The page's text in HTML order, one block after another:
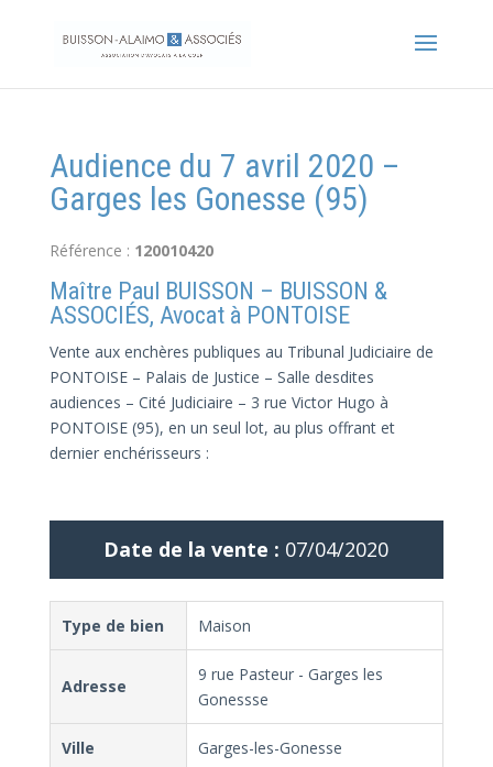
Audience du 7 avril 2020 –
Garges les Gonesse (95)
Référence : 120010420
Maître Paul BUISSON – BUISSON &
ASSOCIÉS, Avocat à PONTOISE
Vente aux enchères publiques au Tribunal Judiciaire de
PONTOISE – Palais de Justice – Salle desdites
audiences – Cité Judiciaire – 3 rue Victor Hugo à
PONTOISE (95), en un seul lot, au plus offrant et
dernier enchérisseurs :
Date de la vente : 07/04/2020
Type de bien Maison
Adresse
9 rue Pasteur - Garges les
Gonessse
Ville Garges-les-Gonesse